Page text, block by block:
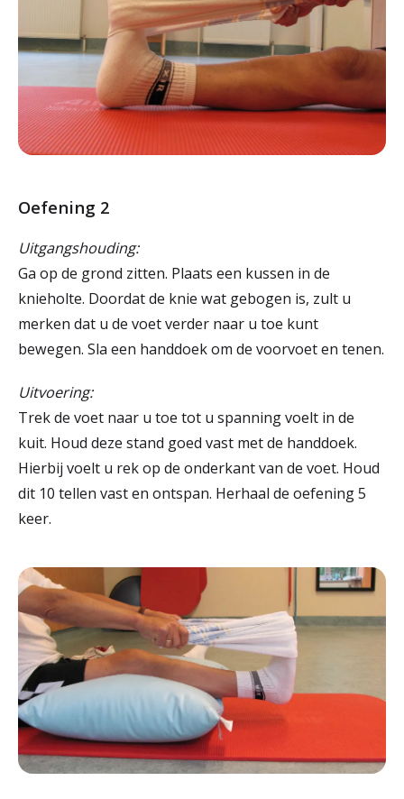
Oefening 2
Uitgangshouding:
Ga op de grond zitten. Plaats een kussen in de
knieholte. Doordat de knie wat gebogen is, zult u
merken dat u de voet verder naar u toe kunt
bewegen. Sla een handdoek om de voorvoet en tenen.
Uitvoering:
Trek de voet naar u toe tot u spanning voelt in de
kuit. Houd deze stand goed vast met de handdoek.
Hierbij voelt u rek op de onderkant van de voet. Houd
dit 10 tellen vast en ontspan. Herhaal de oefening 5
keer.